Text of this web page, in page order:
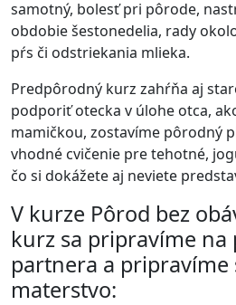
samotný, bolesť pri pôrode,
obdobie šestonedelia, rady
pŕs či odstriekania mlieka.
Predpôrodný kurz zahŕňa aj
podporiť otecka v úlohe otca,
mamičkou, zostavíme pôrodný
vhodné cvičenie pre tehotné,
čo si dokážete aj neviete
V kurze Pôrod bez
kurz sa pripravíme na
partnera a pripravíme
materstvo: